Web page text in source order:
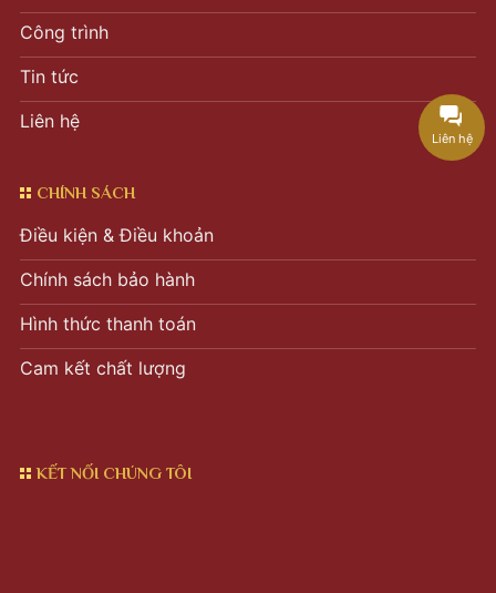
Công trình
Tin tức
Liên hệ
CHÍNH SÁCH
Điều kiện & Điều khoản
Chính sách bảo hành
Hình thức thanh toán
Cam kết chất lượng
KẾT NỐI CHÚNG TÔI
Liên hệ